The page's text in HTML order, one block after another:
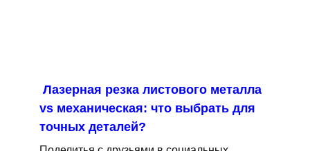
Лазерная резка листового металла
vs механическая: что выбрать для
точных деталей?